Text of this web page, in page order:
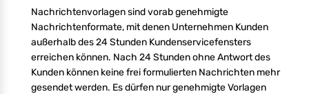
Nachrichtenvorlagen sind vorab genehmigte
Nachrichtenformate, mit denen Unternehmen Kunden
außerhalb des 24 Stunden Kundenservicefensters
erreichen können. Nach 24 Stunden ohne Antwort des
Kunden können keine frei formulierten Nachrichten mehr
gesendet werden. Es dürfen nur genehmigte Vorlagen